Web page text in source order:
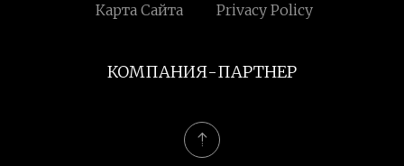
Карта Сайта
Privacy Policy
КОМПАНИЯ-ПАРТНЕР